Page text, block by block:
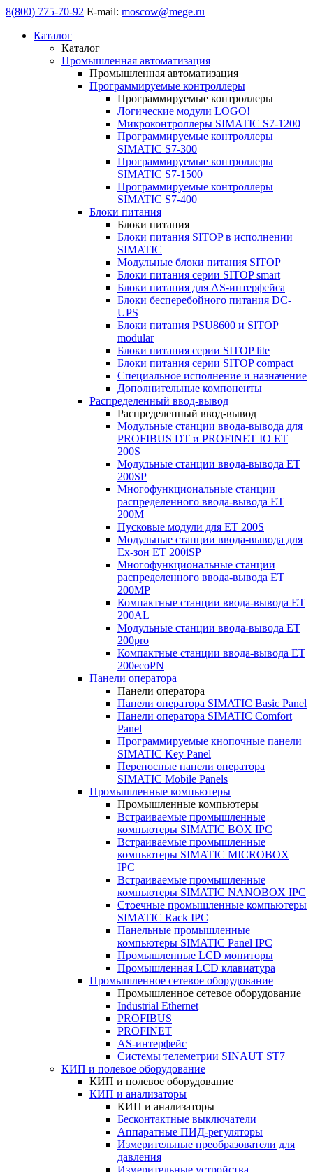
8(800) 775-70-92 E-mail: moscow@mege.ru
Каталог
Каталог
Промышленная автоматизация
Промышленная автоматизация
Программируемые контроллеры
Программируемые контроллеры
Логические модули LOGO!
Микроконтроллеры SIMATIC S7-1200
Программируемые контроллеры
SIMATIC S7-300
Программируемые контроллеры
SIMATIC S7-1500
Программируемые контроллеры
SIMATIC S7-400
Блоки питания
Блоки питания
Блоки питания SITOP в исполнении
SIMATIC
Модульные блоки питания SITOP
Блоки питания серии SITOP smart
Блоки питания для AS-интерфейса
Блоки бесперебойного питания DC-
UPS
Блоки питания PSU8600 и SITOP
modular
Блоки питания серии SITOP lite
Блоки питания серии SITOP compact
Специальное исполнение и назначение
Дополнительные компоненты
Распределенный ввод-вывод
Распределенный ввод-вывод
Модульные станции ввода-вывода для
PROFIBUS DT и PROFINET IO ET
200S
Модульные станции ввода-вывода ET
200SP
Многофункциональные станции
распределенного ввода-вывода ET
200M
Пусковые модули для ET 200S
Модульные станции ввода-вывода для
Ex-зон ET 200iSP
Многофункциональные станции
распределенного ввода-вывода ET
200MP
Компактные станции ввода-вывода ET
200AL
Модульные станции ввода-вывода ET
200pro
Компактные станции ввода-вывода ET
200ecoPN
Панели оператора
Панели оператора
Панели оператора SIMATIC Basic Panel
Панели оператора SIMATIC Comfort
Panel
Программируемые кнопочные панели
SIMATIC Key Panel
Переносные панели оператора
SIMATIC Mobile Panels
Промышленные компьютеры
Промышленные компьютеры
Встраиваемые промышленные
компьютеры SIMATIC BOX IPC
Встраиваемые промышленные
компьютеры SIMATIC MICROBOX
IPC
Встраиваемые промышленные
компьютеры SIMATIC NANOBOX IPC
Стоечные промышленные компьютеры
SIMATIC Rack IPC
Панельные промышленные
компьютеры SIMATIC Panel IPC
Промышленные LCD мониторы
Промышленная LCD клавиатура
Промышленное сетевое оборудование
Промышленное сетевое оборудование
Industrial Ethernet
PROFIBUS
PROFINET
AS-интерфейс
Системы телеметрии SINAUT ST7
КИП и полевое оборудование
КИП и полевое оборудование
КИП и анализаторы
КИП и анализаторы
Бесконтактные выключатели
Аппаратные ПИД-регуляторы
Измерительные преобразователи для
давления
Измерительные устройства